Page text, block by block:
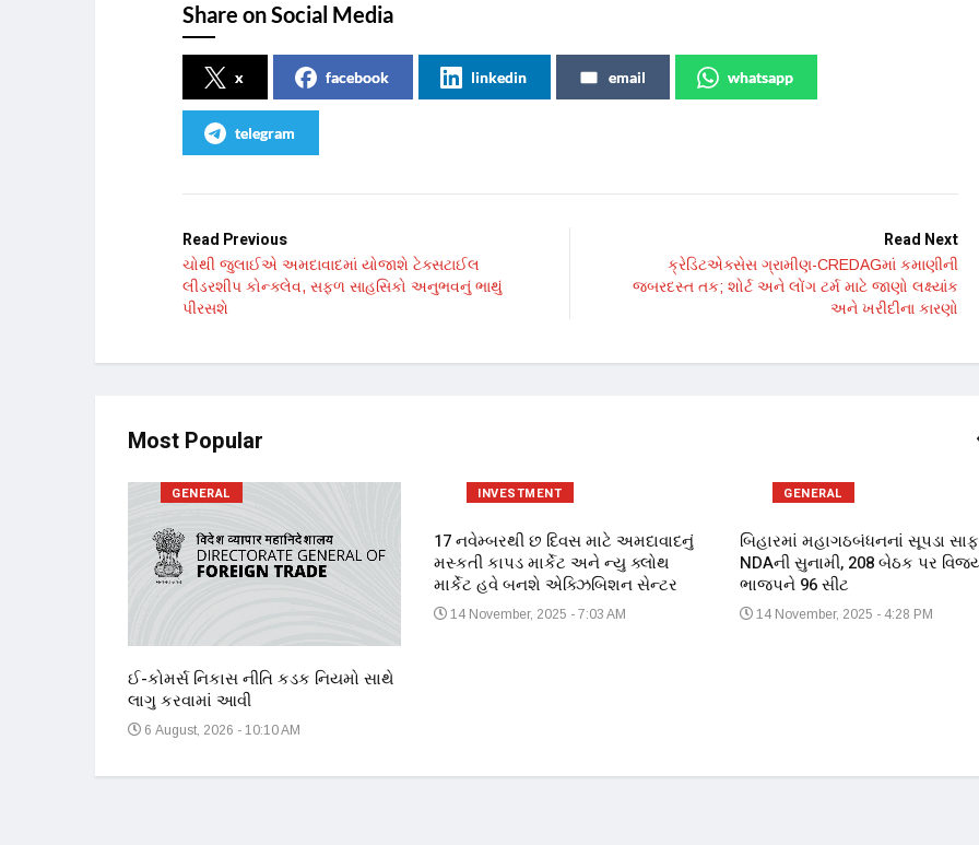
Share on Social Media
x facebook linkedin email whatsapp
telegram
Read Previous
ચોથી જુલાઈએ અમદાવાદમાં યોજાશે ટેક્સટાઈલ
લીડરશીપ કોન્ક્લેવ, સફળ સાહસિકો અનુભવનું ભાથું
પીરસશે
Read Next
ક્રેડિટએક્સેસ ગ્રામીણ-CREDAGમાં કમાણીની
જબરદસ્ત તક; શોર્ટ અને લોંગ ટર્મ માટે જાણો લક્ષ્યાંક
અને ખરીદીના કારણો
Most Popular
GENERAL
ઈ-કોમર્સ નિકાસ નીતિ કડક નિયમો સાથે
લાગુ કરવામાં આવી
6 August, 2026 - 10:10 AM
INVESTMENT
17 નવેમ્બરથી છ દિવસ માટે અમદાવાદનું
મસ્કતી કાપડ માર્કેટ અને ન્યુ ક્લોથ
માર્કેટ હવે બનશે એક્ઝિબિશન સેન્ટર
14 November, 2025 - 7:03 AM
GENERAL
બિહારમાં મહાગઠબંધનનાં સૂપડા
NDAની સુનામી, 208 બેઠક પર
ભાજપને 96 સીટ
14 November, 2025 - 4:28 PM